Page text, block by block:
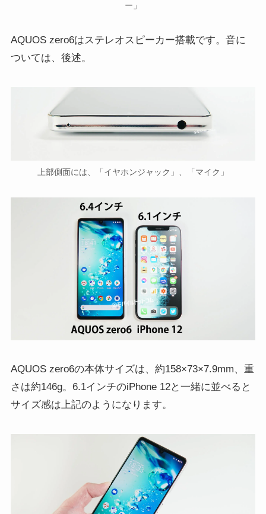
ー」
AQUOS zero6はステレオスピーカー搭載です。音に
ついては、後述。
上部側面には、「イヤホンジャック」、「マイク」
AQUOS zero6の本体サイズは、約158×73×7.9mm、重
さは約146g。6.1インチのiPhone 12と一緒に並べると
サイズ感は上記のようになります。